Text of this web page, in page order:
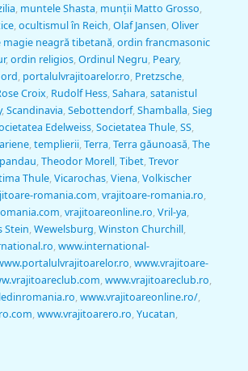
, muntele Shasta, munţii Matto Grosso,
,ocultismul în Reich,Olaf Jansen,Oliver
neagră tibetană,ordin francmasonic
,ordin religios,Ordinul Negru, Peary,
, portalulvrajitoarelor.ro, Pretzsche,
Croix, Rudolf Hess,Sahara,satanistul
,Scandinavia,Sebottendorf,Shamballa,Sieg
Edelweiss,Societatea Thule,SS,
,templierii,Terra,Terra găunoasă,The
,Theodor Morell,Tibet,Trevor
Thule,Vicarochas,Viena,Volkischer
romania.com,vrajitoare-romania.ro,
,vrajitoareonline.ro,Vril-ya,
Stein,Wewelsburg,Winston Churchill,
,www.international-
,www.vrajitoare-
,www.vrajitoareclub.ro,
,www.vrajitoareonline.ro/,
,www.vrajitoarero.ro,Yucatan,